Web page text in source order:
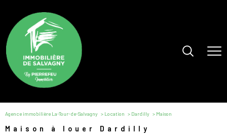
Agence immobilière La-Tour-de-Salvagny Location Dardilly Maison
Maison à louer Dardilly